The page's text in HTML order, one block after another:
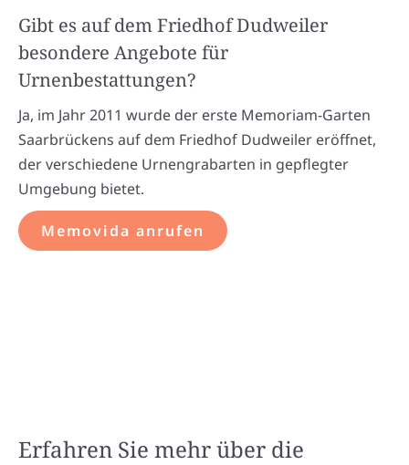
Gibt es auf dem Friedhof Dudweiler
besondere Angebote für
Urnenbestattungen?
Ja, im Jahr 2011 wurde der erste Memoriam-Garten
Saarbrückens auf dem Friedhof Dudweiler eröffnet,
der verschiedene Urnengrabarten in gepflegter
Umgebung bietet.
Memovida anrufen
Erfahren Sie mehr über die